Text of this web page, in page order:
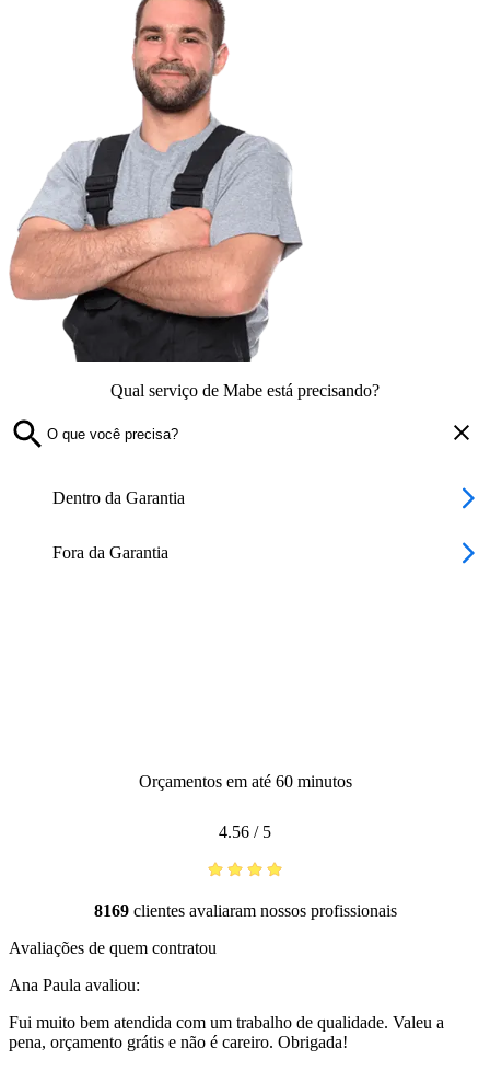
Qual serviço de Mabe está precisando?
Dentro da Garantia
Fora da Garantia
Orçamentos em até 60 minutos
4.56 / 5
8169clientes avaliaram nossos profissionais
Avaliações de quem contratou
Ana Paula avaliou:
Fui muito bem atendida com um trabalho de qualidade. Valeu a
pena, orçamento grátis e não é careiro. Obrigada!